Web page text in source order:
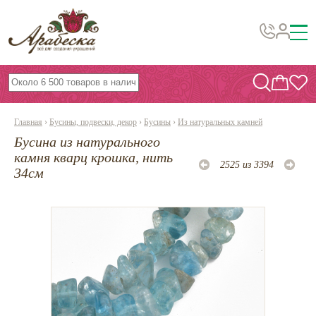
Бусины, подвески, декор
Бисер
Фурнитура
Проволока
Инструменты и материалы
Эпоксидная смола
Шнуры, ленты, нитки
По темам и сезонам
Главная › Бусины, подвески, декор › Бусины › Из натуральных камней
Бусина из натурального
камня кварц крошка, нить
34см
2525 из 3394